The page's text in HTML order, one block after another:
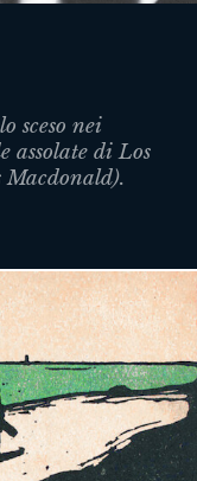
sceso nei
assolate di Los
Macdonald).